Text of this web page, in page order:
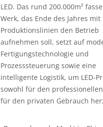
LED. Das rund 200.000m²
Werk, das Ende des Jahres mit
Produktionslinien den Betrieb
aufnehmen soll, setzt auf
Fertigungstechnologie und
Prozesssteuerung sowie eine
intelligente Logistik, um LED-
sowohl für den
für den privaten Gebrauch